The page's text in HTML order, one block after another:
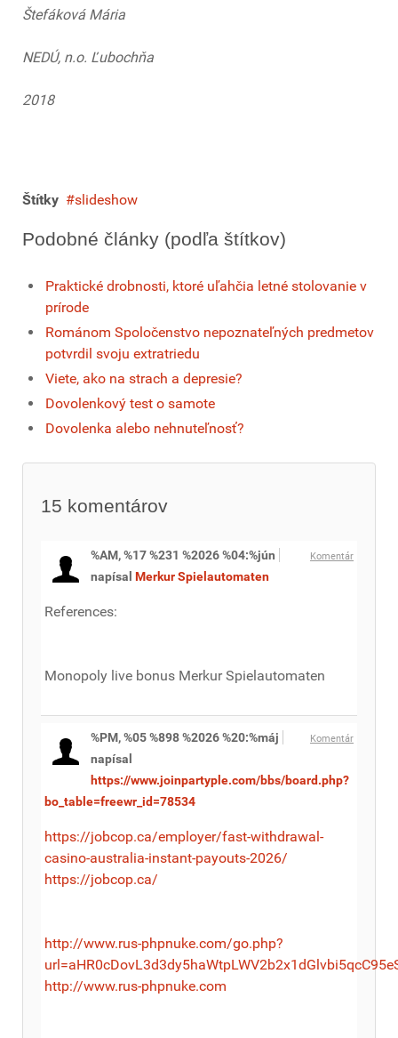
Štefáková Mária
NEDÚ, n.o. Ľubochňa
2018
Štítky slideshow
Podobné články (podľa štítkov)
Praktické drobnosti, ktoré uľahčia letné stolovanie v
prírode
Románom Spoločenstvo nepoznateľných predmetov
potvrdil svoju extratriedu
Viete, ako na strach a depresie?
Dovolenkový test o samote
Dovolenka alebo nehnuteľnosť?
15 komentárov
Komentár
%AM, %17 %231 %2026 %04:%jún
napísal Merkur Spielautomaten
References:
Monopoly live bonus Merkur Spielautomaten
Komentár
%PM, %05 %898 %2026 %20:%máj
napísal
https://www.joinpartyple.com/bbs/board.php?
bo_table=freewr_id=78534
https://jobcop.ca/employer/fast-withdrawal-
casino-australia-instant-payouts-2026/
https://jobcop.ca/
http://www.rus-phpnuke.com/go.php?
http://www.rus-phpnuke.com